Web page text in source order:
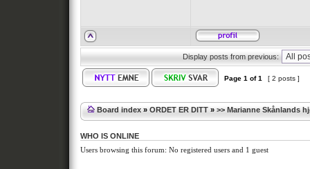
Display posts from previous:
Page 1 of1 [ 2 posts ]
Board index » ORDET ER DITT » >> Marianne Skånlands
WHO IS ONLINE
Users browsing this forum: No registered users and 1 guest